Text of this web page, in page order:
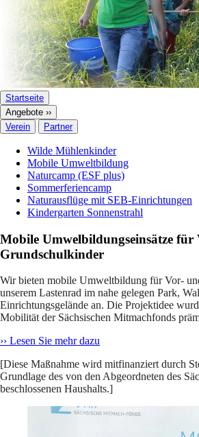
Startseite
Angebote ››
Verein
Partner
Wilde Mühlenkinder
Mobile Umweltbildung
Naturcamp (ESF plus)
Sommerferiencamp
Naturausflüge mit SEB-Einrichtungen
Kindergarten Sonnenstrahl
Mobile Umwelbildungseinsätze für
Grundschulkinder
Wir bieten mobile Umweltbildung für Vor-
unserem Lastenrad im nahe gelegen Park,
Einrichtungsgelände an. Die Projektidee
Mobilität der Sächsischen Mitmachfonds
›› Lesen Sie mehr dazu
[Diese Maßnahme wird mitfinanziert durch
Grundlage des von den Abgeordneten des
beschlossenen Haushalts.]